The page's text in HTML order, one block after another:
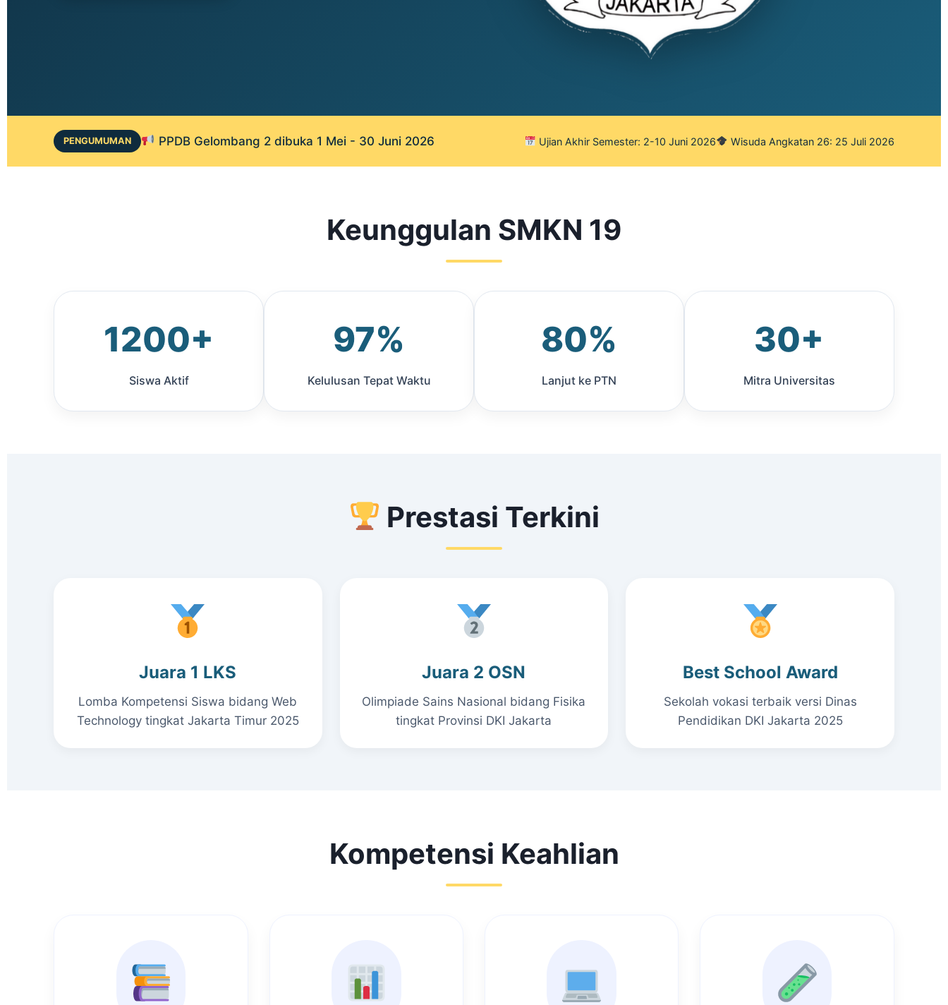
PENGUMUMAN PPDB Gelombang 2 dibuka 1 Mei - 30 Juni 2026 Ujian Akhir Semester: 2-10 Juni 2026 Wisuda Angkatan 26: 25 Juli 2026
Keunggulan SMKN 19
1200+
Siswa Aktif
97%
Kelulusan Tepat Waktu
80%
Lanjut ke PTN
30+
Mitra Universitas
Prestasi Terkini
Juara 1 LKS
Lomba Kompetensi Siswa bidang Web
Technology tingkat Jakarta Timur 2025
Juara 2 OSN
Olimpiade Sains Nasional bidang Fisika
tingkat Provinsi DKI Jakarta
Best School Award
Sekolah vokasi terbaik versi Dinas
Pendidikan DKI Jakarta 2025
Kompetensi Keahlian